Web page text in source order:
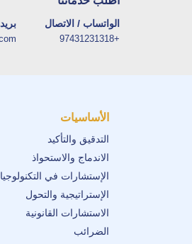
الواتساب / الاتصال
+97431231318
الأساسيات
التدقيق والتأكيد
الاندماج والاستحواذ
الإستشارات في التكنولوجيا
الإستراتيجية والتحول
الاستشارات القانونية
الضرائب